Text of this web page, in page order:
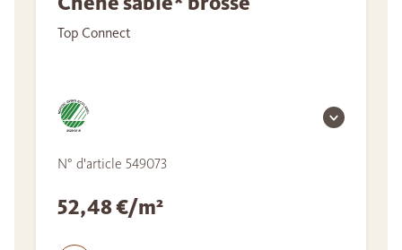
Top Connect
N° d'article 549073
52,48 €/m²